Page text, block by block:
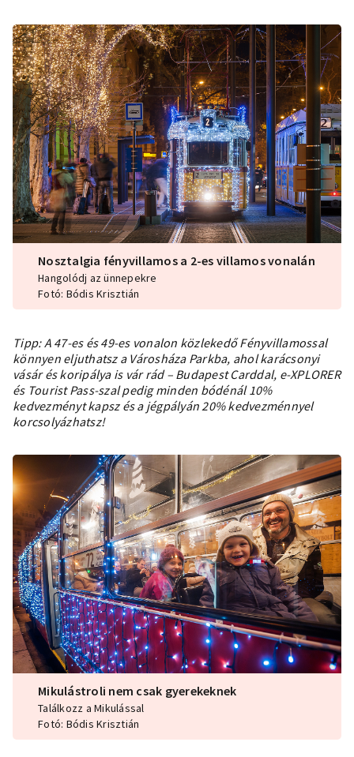
Nosztalgia fényvillamos a 2-es villamos vonalán
Hangolódj az ünnepekre
Fotó: Bódis Krisztián
Tipp: A 47-es és 49-es vonalon közlekedő Fényvillamossal
könnyen eljuthatsz a Városháza Parkba, ahol karácsonyi
vásár és koripálya is vár rád – Budapest Carddal, e-XPLORER
és Tourist Pass-szalpedig minden bódénál 10%
kedvezményt kapsz és a jégpályán 20% kedvezménnyel
korcsolyázhatsz!
Mikulástroli nem csak gyerekeknek
Találkozz a Mikulással
Fotó: Bódis Krisztián